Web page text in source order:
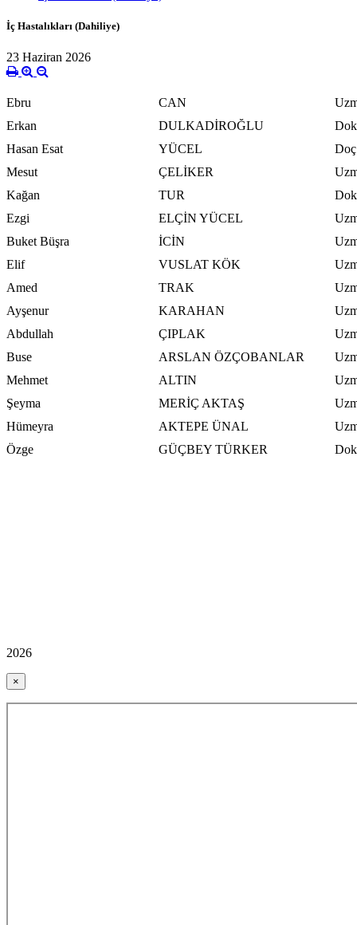
İç Hastalıkları (Dahiliye)
23 Haziran 2026
Ebru CAN
Erkan
DULKADİROĞLU
Hasan Esat
YÜCEL
Mesut
ÇELİKER
Kağan
TUR
Ezgi
ELÇİN YÜCEL
Buket Büşra
İCİN
Elif
VUSLAT KÖK
Amed
TRAK
Ayşenur
KARAHAN
Abdullah
ÇIPLAK
Buse
ARSLAN ÖZÇOBANLAR
Mehmet
ALTIN
Şeyma
MERİÇ AKTAŞ
Hümeyra
AKTEPE ÜNAL
Özge
GÜÇBEY TÜRKER
2026
×